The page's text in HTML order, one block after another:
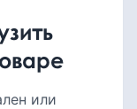
или